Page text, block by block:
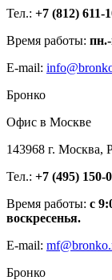
Тел.: +7 (812) 611-
Время работы:
E-mail:
Бронко
Офис в Москве
143968 г. Москва,
Тел.: +7 (495) 150-
Время работы: с
воскресенья.
E-mail:
Бронко